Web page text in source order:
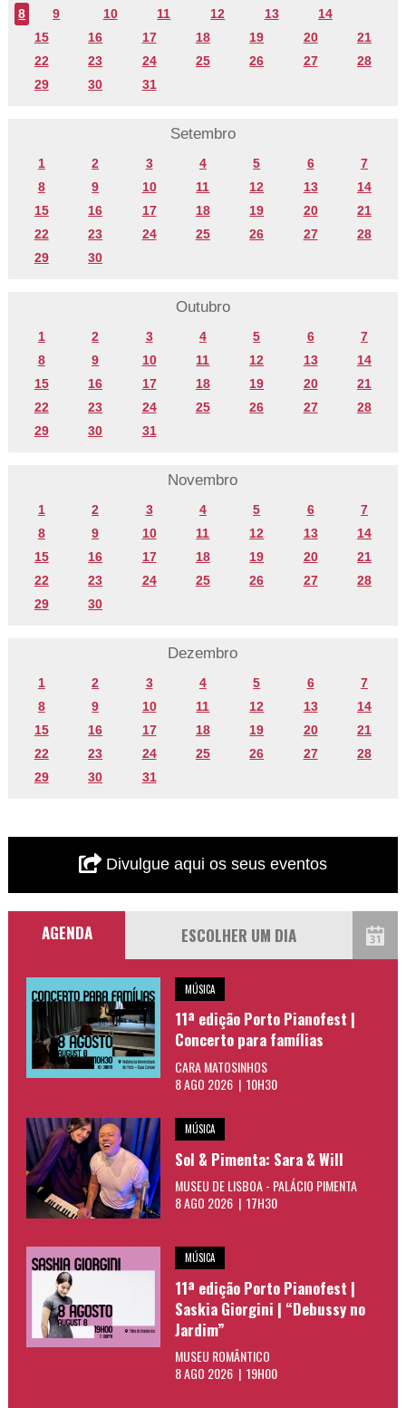
8 9 10 11 12 13
14
15
16 17 18 19 20
21
22
23 24 25 26 27
28
29
30 31
Setembro
1 2 3 4 5 6
7
8
9 10 11 12 13
14
15
16 17 18 19 20
21
22
23 24 25 26 27
28
29
30
Outubro
1 2 3 4 5 6
7
8
9 10 11 12 13
14
15
16 17 18 19 20
21
22
23 24 25 26 27
28
29
30 31
Novembro
1 2 3 4 5 6
7
8
9 10 11 12 13
14
15
16 17 18 19 20
21
22
23 24 25 26 27
28
29
30
Dezembro
1 2 3 4 5 6
7
8
9 10 11 12 13
14
15
16 17 18 19 20
21
22
23 24 25 26 27
28
29
30 31
Divulgue aqui os seus eventos
AGENDA
MÚSICA
11ª edição Porto Pianofest |
Concerto para famílias
CARA MATOSINHOS
8 AGO 2026 | 10H30
MÚSICA
Sol & Pimenta: Sara & Will
MUSEU DE LISBOA - PALÁCIO PIMENTA
8 AGO 2026 | 17H30
MÚSICA
11ª edição Porto Pianofest |
Saskia Giorgini | “Debussy no
Jardim”
MUSEU ROMÂNTICO
8 AGO 2026 | 19H00